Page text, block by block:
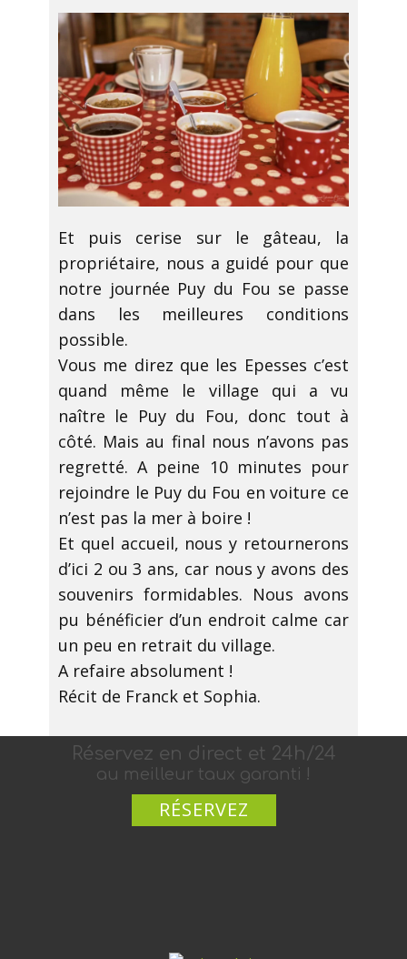
Et puis cerise sur le gâteau, la
propriétaire, nous a guidé pour que
notre journée Puy du Fou se passe
dans les meilleures conditions
possible.
Vous me direz que les Epesses c’est
quand même le village qui a vu
naître le Puy du Fou, donc tout à
côté. Mais au final nous n’avons pas
regretté. A peine 10 minutes pour
rejoindre le Puy du Fou en voiture ce
n’est pas la mer à boire !
Et quel accueil, nous y retournerons
d’ici 2 ou 3 ans, car nous y avons des
souvenirs formidables. Nous avons
pu bénéficier d’un endroit calme car
un peu en retrait du village.
A refaire absolument !
Récit de Franck et Sophia.
Réservez en di​rect et 24h​/2​​4
au meilleur taux garanti !
RÉSERVEZ